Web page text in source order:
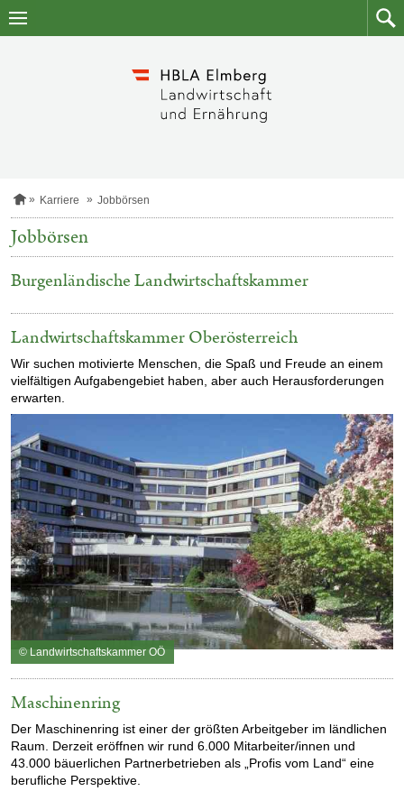
Zum
Zum
S
a
r
t
e
t
e
Karriere Jobbörsen
Jobbörsen
Burgenländische Landwirtschaftskammer
Landwirtschaftskammer Oberösterreich
Wir suchen motivierte Menschen, die Spaß und Freude an einem
vielfältigen Aufgabengebiet haben, aber auch Herausforderungen
erwarten.
© Landwirtschaftskammer OÖ
Maschinenring
Der Maschinenring ist einer der größten Arbeitgeber im ländlichen
Raum. Derzeit eröffnen wir rund 6.000 Mitarbeiter/innen und
43.000 bäuerlichen Partnerbetrieben als „Profis vom Land“ eine
berufliche Perspektive.